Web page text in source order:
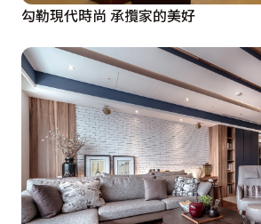
勾勒現代時尚 承攬家的美好